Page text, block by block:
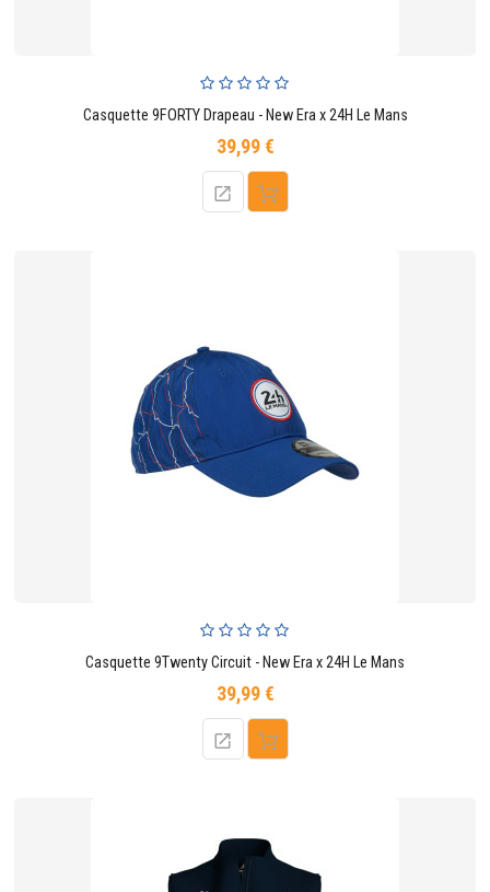
Casquette 9FORTY Drapeau - New Era x 24H Le Mans
39,99 €Prix
Casquette 9Twenty Circuit - New Era x 24H Le Mans
39,99 €Prix